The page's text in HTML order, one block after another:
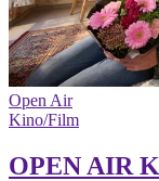
Open Air
Kino/Film
OPEN AIR